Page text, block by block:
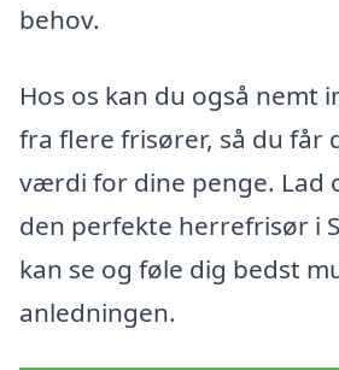
behov.
Hos os kan du også nemt
fra flere frisører, så du får
værdi for dine penge. Lad
den perfekte herrefrisør i
kan se og føle dig bedst
anledningen.